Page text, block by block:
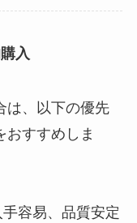
入
は、以下の優先
おすすめしま
手容易、品質安定